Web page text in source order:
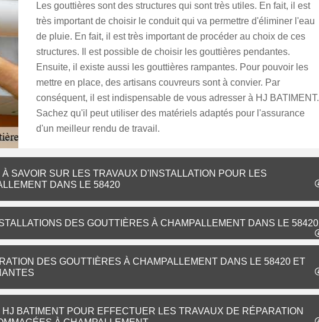
Les gouttières sont des structures qui sont très utiles. En fait, il est
très important de choisir le conduit qui va permettre d'éliminer l'eau
de pluie. En fait, il est très important de procéder au choix de ces
structures. Il est possible de choisir les gouttières pendantes.
Ensuite, il existe aussi les gouttières rampantes. Pour pouvoir les
mettre en place, des artisans couvreurs sont à convier. Par
conséquent, il est indispensable de vous adresser à HJ BATIMENT.
Sachez qu'il peut utiliser des matériels adaptés pour l'assurance
d'un meilleur rendu de travail.
SAVOIR SUR LES TRAVAUX D'INSTALLATION POUR LES
DANS LE 58420
DES GOUTTIÈRES À CHAMPALLEMENT DANS LE 58420
DES GOUTTIÈRES À CHAMPALLEMENT DANS LE 58420 ET
BATIMENT POUR EFFECTUER LES TRAVAUX DE RÉPARATION